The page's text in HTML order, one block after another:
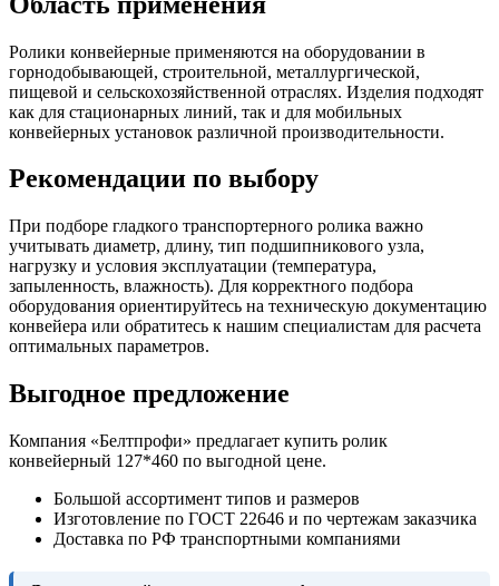
Ролики конвейерные применяются на оборудовании в
горнодобывающей, строительной, металлургической,
пищевой и сельскохозяйственной отраслях. Изделия подходят
как для стационарных линий, так и для мобильных
конвейерных установок различной производительности.
Рекомендации по выбору
При подборе гладкого транспортерного ролика важно
учитывать диаметр, длину, тип подшипникового узла,
нагрузку и условия эксплуатации (температура,
запыленность, влажность). Для корректного подбора
оборудования ориентируйтесь на техническую документацию
конвейера или обратитесь к нашим специалистам для расчета
оптимальных параметров.
Выгодное предложение
Компания «Белтпрофи» предлагает купить ролик
конвейерный 127*460 по выгодной цене.
Большой ассортимент типов и размеров
Изготовление по ГОСТ 22646 и по чертежам заказчика
Доставка по РФ транспортными компаниями